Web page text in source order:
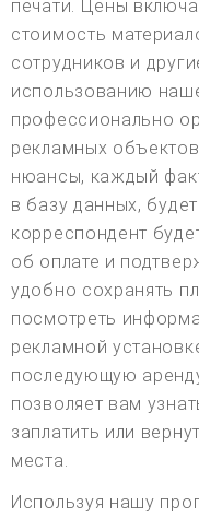
печати. Цены
стоимость
сотрудников и
использованию
профессионально
рекламных
нюансы, каждый
в базу данных,
корреспондент
об оплате и
удобно сохранять
посмотреть
рекламной
последующую
позволяет вам
заплатить или
места.
Используя нашу